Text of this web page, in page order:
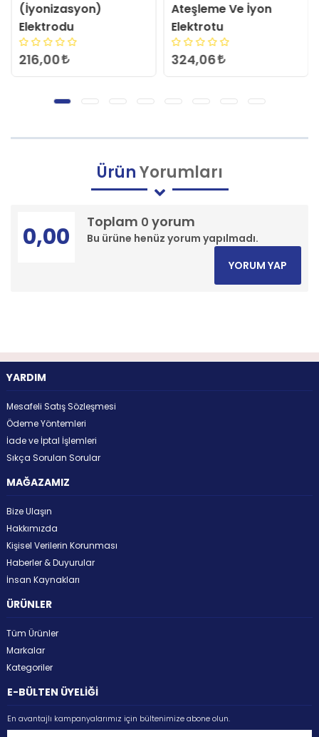
(İyonizasyon)
Elektrodu
216,00
Ateşleme Ve İyon
Elektrotu
324,06
ÜrünYorumları
Toplam 0 yorum
Bu ürüne henüz yorum yapılmadı.
0,00
YORUM YAP
YARDIM
Mesafeli Satış Sözleşmesi
Ödeme Yöntemleri
İade ve İptal İşlemleri
Sıkça Sorulan Sorular
MAĞAZAMIZ
Bize Ulaşın
Hakkımızda
Kişisel Verilerin Korunması
Haberler & Duyurular
İnsan Kaynakları
ÜRÜNLER
Tüm Ürünler
Markalar
Kategoriler
E-BÜLTEN ÜYELİĞİ
En avantajlı kampanyalarımız için bültenimize abone olun.